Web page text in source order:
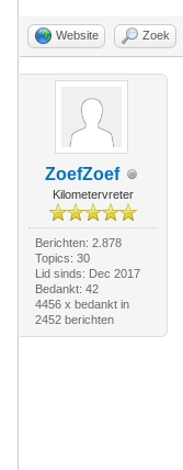
Website Zoek
ZoefZoef
Kilometervreter
Berichten: 2.878
Topics: 30
Lid sinds: Dec 2017
Bedankt: 42
4456 x bedankt in
2452 berichten